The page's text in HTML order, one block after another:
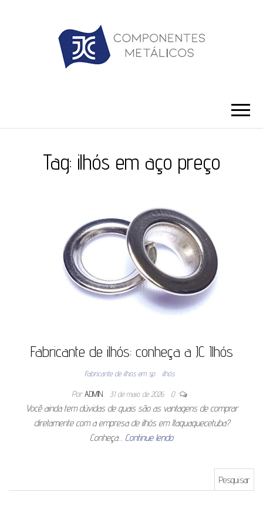
Tag: ilhós em aço preço
Fabricante de ilhós: conheça a JC Ilhós
Fabricante de ilhos em sp ilhós
Por ADMIN 31 de maio de 2026 0
Você ainda tem dúvidas de quais são as vantagens de comprar
diretamente com a empresa de ilhós em Itaquaquecetuba?
Conheça… Continue lendo